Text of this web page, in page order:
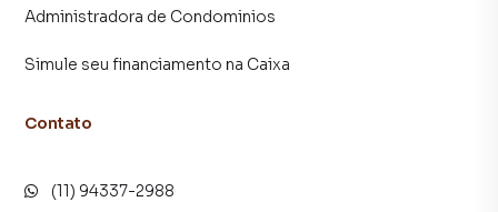
Administradora de Condominios
Simule seu financiamento na Caixa
Contato
(11) 94337-2988